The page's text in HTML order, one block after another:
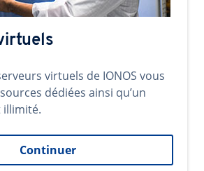
virtuels de IONOS vous
dédiées ainsi qu’un
Continuer